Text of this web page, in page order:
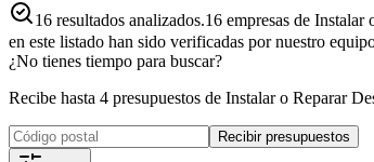
16 resultados analizados.16 empresas de
en este listado han sido verificadas por nuestro
¿No tienes tiempo para buscar?
Recibe hasta 4 presupuestos de Instalar o Reparar
Recibir presupuestos